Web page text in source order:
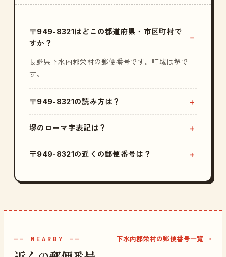
〒949-8321はどこの都道府県・市区町村で
すか？
長野県下水内郡栄村の郵便番号です。町域は堺で
す。
〒949-8321の読み方は？
堺のローマ字表記は？
〒949-8321の近くの郵便番号は？
—— NEARBY —— 下水内郡栄村の郵便番号一覧 →